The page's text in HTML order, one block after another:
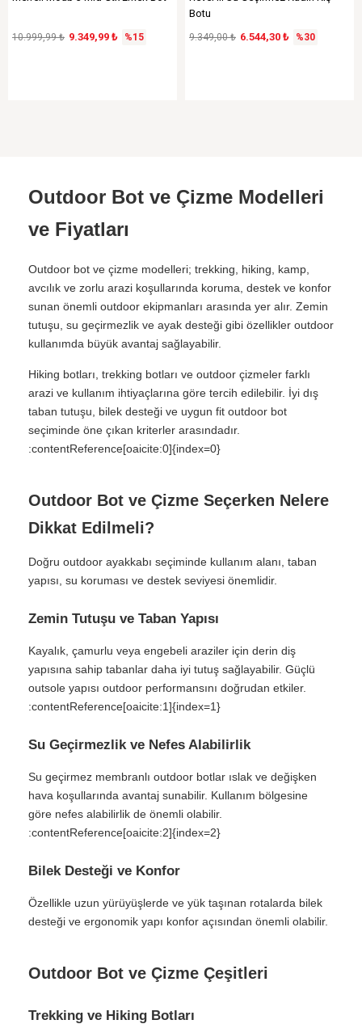
9.349,99 ₺
10.999,99 ₺ %15
Botu
6.544,30 ₺
9.349,00 ₺ %30
Outdoor Bot ve Çizme Modelleri
ve Fiyatları
Outdoor bot ve çizme modelleri; trekking, hiking, kamp,
avcılık ve zorlu arazi koşullarında koruma, destek ve konfor
sunan önemli outdoor ekipmanları arasında yer alır. Zemin
tutuşu, su geçirmezlik ve ayak desteği gibi özellikler outdoor
kullanımda büyük avantaj sağlayabilir.
Hiking botları, trekking botları ve outdoor çizmeler farklı
arazi ve kullanım ihtiyaçlarına göre tercih edilebilir. İyi dış
taban tutuşu, bilek desteği ve uygun fit outdoor bot
seçiminde öne çıkan kriterler arasındadır.
:contentReference[oaicite:0]{index=0}
Outdoor Bot ve Çizme Seçerken Nelere
Dikkat Edilmeli?
Doğru outdoor ayakkabı seçiminde kullanım alanı, taban
yapısı, su koruması ve destek seviyesi önemlidir.
Zemin Tutuşu ve Taban Yapısı
Kayalık, çamurlu veya engebeli araziler için derin diş
yapısına sahip tabanlar daha iyi tutuş sağlayabilir. Güçlü
outsole yapısı outdoor performansını doğrudan etkiler.
:contentReference[oaicite:1]{index=1}
Su Geçirmezlik ve Nefes Alabilirlik
Su geçirmez membranlı outdoor botlar ıslak ve değişken
hava koşullarında avantaj sunabilir. Kullanım bölgesine
göre nefes alabilirlik de önemli olabilir.
:contentReference[oaicite:2]{index=2}
Bilek Desteği ve Konfor
Özellikle uzun yürüyüşlerde ve yük taşınan rotalarda bilek
desteği ve ergonomik yapı konfor açısından önemli olabilir.
Outdoor Bot ve Çizme Çeşitleri
Trekking ve Hiking Botları